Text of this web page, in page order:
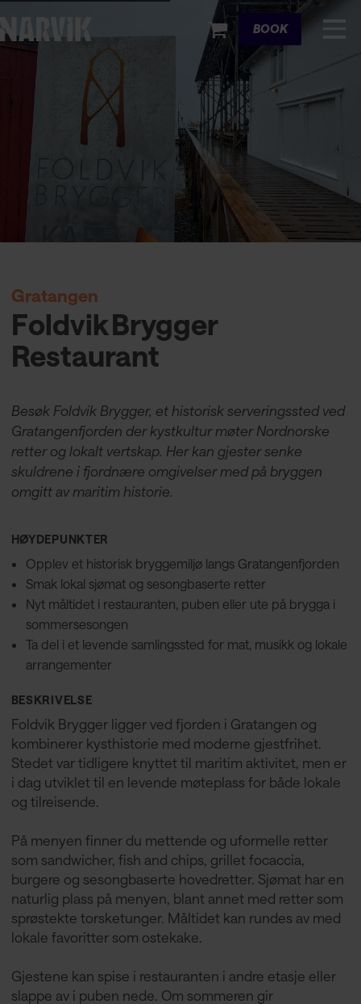
Cart
BOOK
Gratangen
Foldvik Brygger
Restaurant
Besøk Foldvik Brygger, et historisk serveringssted ved
Gratangenfjorden der kystkultur møter Nordnorske
retter og lokalt vertskap. Her kan gjester senke
skuldrene i fjordnære omgivelser med på bryggen
omgitt av maritim historie.
HØYDEPUNKTER
Opplev et historisk bryggemiljø langs Gratangenfjorden
Smak lokal sjømat og sesongbaserte retter
Nyt måltidet i restauranten, puben eller ute på brygga i
sommersesongen
Ta del i et levende samlingssted for mat, musikk og lokale
arrangementer
BESKRIVELSE
Foldvik Brygger ligger ved fjorden i Gratangen og
kombinerer kysthistorie med moderne gjestfrihet.
Stedet var tidligere knyttet til maritim aktivitet, men er
i dag utviklet til en levende møteplass for både lokale
og tilreisende.
På menyen finner du mettende og uformelle retter
som sandwicher, fish and chips, grillet focaccia,
burgere og sesongbaserte hovedretter. Sjømat har en
naturlig plass på menyen, blant annet med retter som
sprøstekte torsketunger. Måltidet kan rundes av med
lokale favoritter som ostekake.
Gjestene kan spise i restauranten i andre etasje eller
slappe av i puben nede. Om sommeren gir